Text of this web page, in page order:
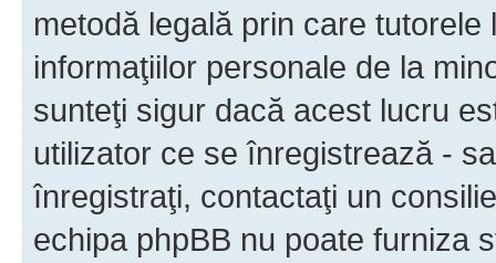
metodă legală prin care
informaţiilor personale de la
sunteţi sigur dacă acest lucru
utilizator ce se înregistrează -
înregistraţi, contactaţi un
echipa phpBB nu poate furniza